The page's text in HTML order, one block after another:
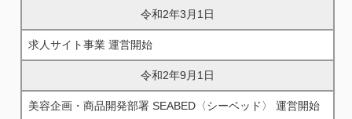
令和2年3月1日
求人サイト事業 運営開始
令和2年9月1日
美容企画・商品開発部署 SEABED〈シーベッド〉 運営開始